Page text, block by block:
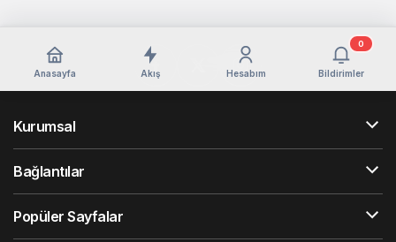
Anasayfa Akış Hesabım Bildirimler
0
Kurumsal
Bağlantılar
Popüler Sayfalar